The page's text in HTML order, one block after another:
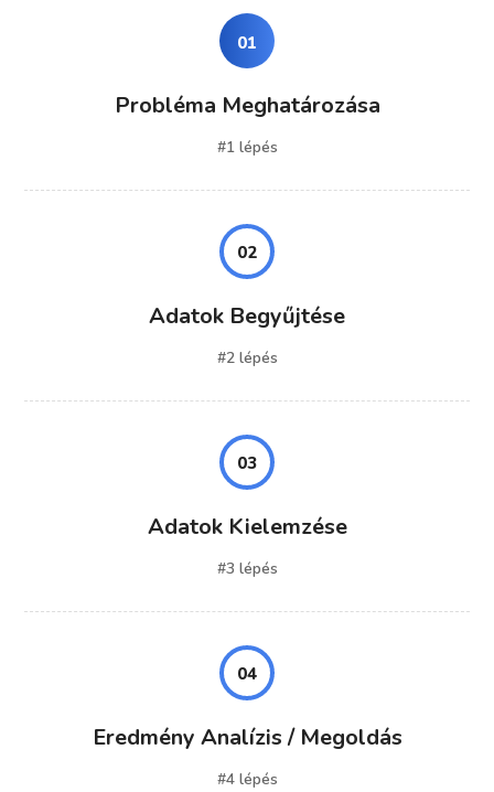
01
Probléma Meghatározása
#1 lépés
02
Adatok Begyűjtése
#2 lépés
03
Adatok Kielemzése
#3 lépés
04
Eredmény Analízis / Megoldás
#4 lépés